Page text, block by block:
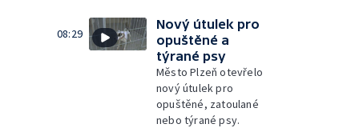
08:29
Nový útulek pro
opuštěné a
týrané psy
Město Plzeň otevřelo
nový útulek pro
opuštěné, zatoulané
nebo týrané psy.